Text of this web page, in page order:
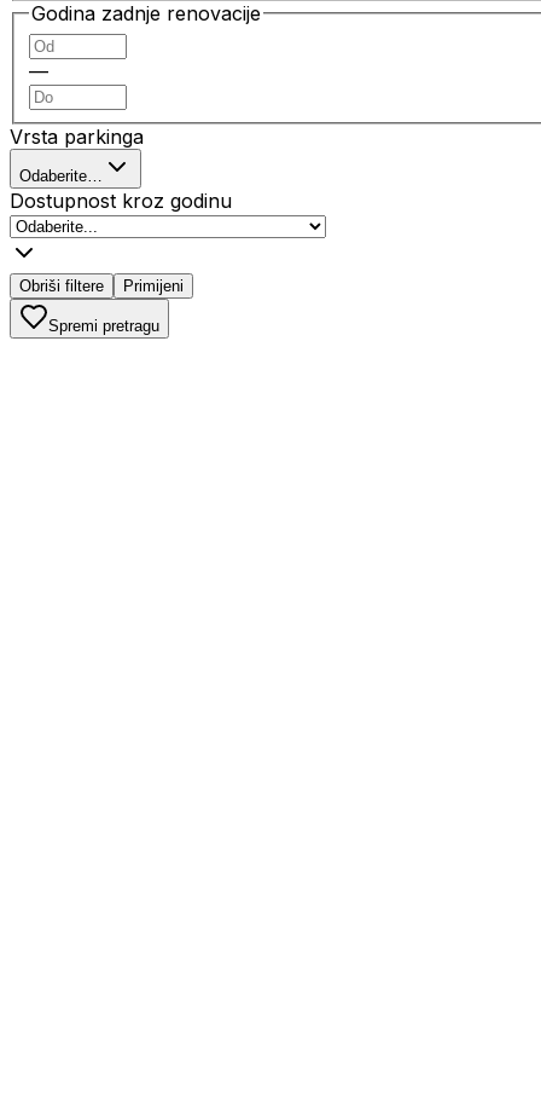
Godina zadnje renovacije
—
Vrsta parkinga
Odaberite…
Dostupnost kroz godinu
Obriši filtere Primijeni
Spremi pretragu